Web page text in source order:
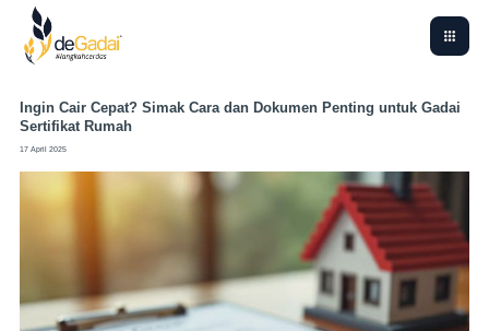
Ingin Cair Cepat? Simak Cara dan Dokumen Penting untuk Gadai
Sertifikat Rumah
17 April 2025